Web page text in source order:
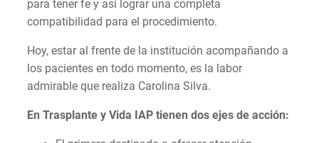
para tener fe y así lograr una completa
compatibilidad para el procedimiento.
Hoy, estar al frente de la institución acompañando a
los pacientes en todo momento, es la labor
admirable que realiza Carolina Silva.
En Trasplante y Vida IAP tienen dos ejes de acción: